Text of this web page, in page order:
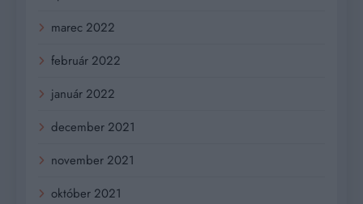
marec 2022
február 2022
január 2022
december 2021
november 2021
október 2021